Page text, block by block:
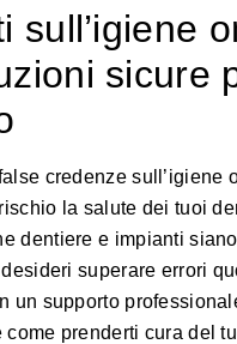
sull’igiene
sicure
credenze sull’igiene
la salute dei tuoi
dentiere e impianti
superare errori
un supporto
prenderti cura del